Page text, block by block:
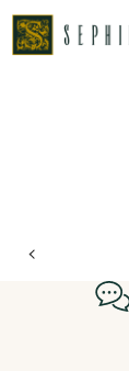
ホーム